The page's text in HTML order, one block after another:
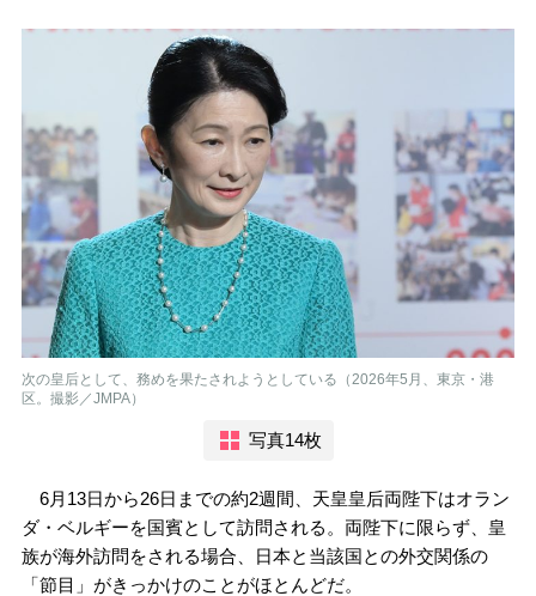
次の皇后として、務めを果たされようとしている（2026年5月、東京・港
区。撮影／JMPA）
写真14枚
6月13日から26日までの約2週間、天皇皇后両陛下はオラン
ダ・ベルギーを国賓として訪問される。両陛下に限らず、皇
族が海外訪問をされる場合、日本と当該国との外交関係の
「節目」がきっかけのことがほとんどだ。